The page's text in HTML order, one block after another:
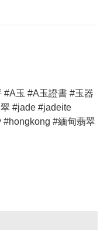
#A玉 #A玉證書 #玉器
#jade #jadeite
#緬甸翡翠